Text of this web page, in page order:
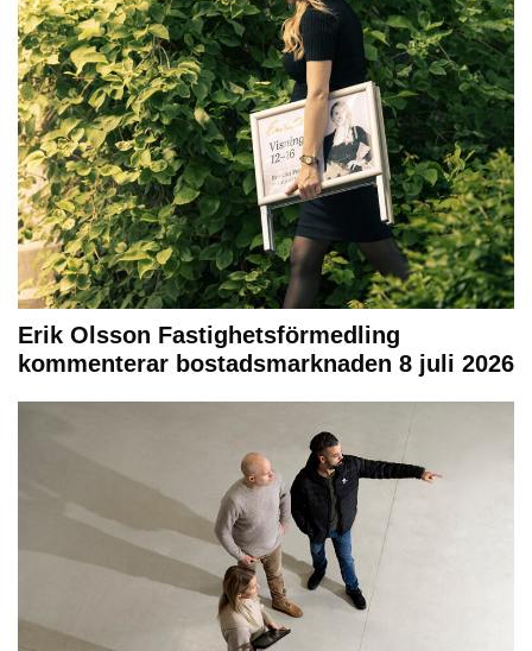
Erik Olsson Fastighetsförmedling
kommenterar bostadsmarknaden 8 juli 2026